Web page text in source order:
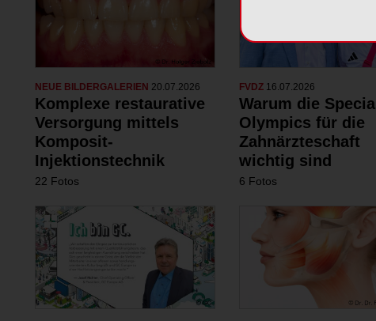
NEUE BILDERGALERIEN 20.07.2026
Komplexe restaurative
Versorgung mittels
Komposit-
Injektionstechnik
22 Fotos
FVDZ 16.07.2026
Warum die Special
Olympics für die
Zahnärzteschaft
wichtig sind
6 Fotos